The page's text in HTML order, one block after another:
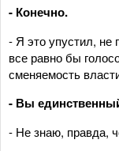
- Конечно.
- Я это упустил, не
все равно бы
сменяемость
- Вы
- Не знаю, правда,